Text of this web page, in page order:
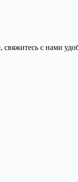
свяжитесь с нами